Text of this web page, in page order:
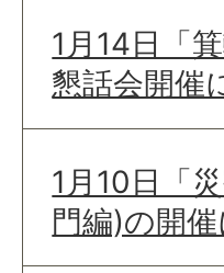
1月14日「
懇話会開催
1月10日「
門編)の開催